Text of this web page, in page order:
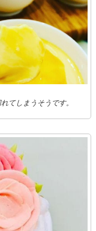
てしまうそうです。